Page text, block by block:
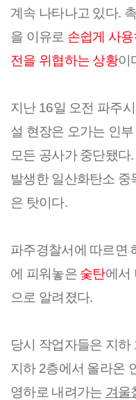
계속 나타나고 있다.
을 이유로 손쉽게 사
전을 위협하는 상황이
지난 16일 오전 파주
설 현장은 오가는 인
모든 공사가 중단됐다
발생한 일산화탄소
은 탓이다.
파주경찰서에 따르면
에 피워놓은 숯탄에서
으로 알려졌다.
당시 작업자들은 지
지하 2층에서 올라온
영하로 내려가는 겨울